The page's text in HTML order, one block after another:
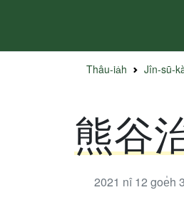
Thâu-ia̍h Jîn-sū-
熊谷
2021 nî 12 goe̍h